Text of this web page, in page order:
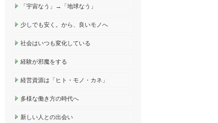
「宇宙なう」→「地球なう」
少しでも安く。から、良いモノへ
社会はいつも変化している
経験が邪魔をする
経営資源は「ヒト・モノ・カネ」
多様な働き方の時代へ
新しい人との出会い